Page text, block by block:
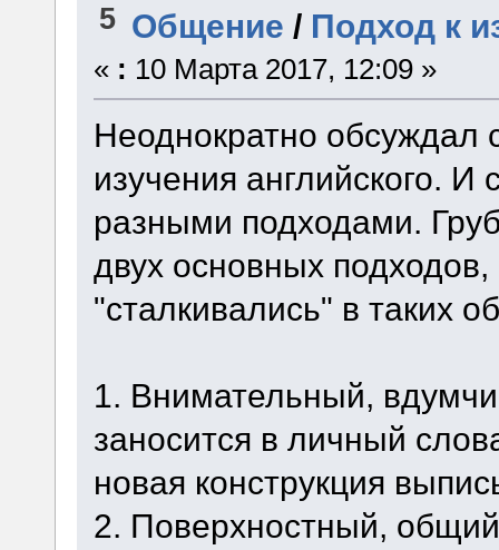
5 Общение / Подход к
« : 10 Марта 2017, 12:09 »
Неоднократно
изучения английского. И
разными подходами.
двух основных
"сталкивались" в таких
1. Внимательный,
заносится в личный
новая конструкция
2. Поверхностный,